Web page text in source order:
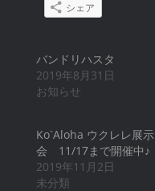
シェア
バンドリハスタ
2019年8月31日
お知らせ
Ko`Aloha ウクレレ展示
会 11/17まで開催中♪
2019年11月2日
未分類